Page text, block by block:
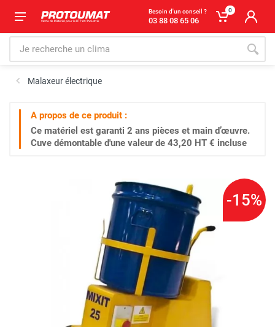
Besoin d'un conseil ?
03 88 08 65 06
0
Malaxeur électrique
A propos de ce produit :
Ce matériel est garanti 2 ans pièces et main d’œuvre.
Cuve démontable d'une valeur de 43,20 HT € incluse
-15%